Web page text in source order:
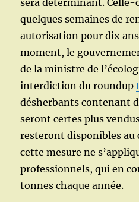
sera déterminant. Celle-
quelques semaines de
autorisation pour dix
moment, le
de la ministre de
interdiction du roundup
désherbants contenant
seront certes plus
resteront disponibles au
cette mesure ne
professionnels, qui en
tonnes chaque année.